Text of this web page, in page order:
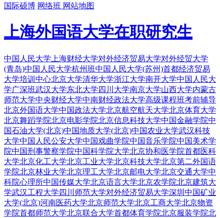
国际硕博 网络班 网站地图
上海外国语大学在职研究生
中国人民大学 上海财经大学对外经济贸易大学对外经贸大学
(青岛)中国人民大学杭州班中国人民大学(苏州)首都经济贸易
大学培训中心北京大学清华大学浙江大学南开大学中国人民大
学广深班武汉大学东北大学 四川大学南京大学山西大学内蒙古
师范大学中央财经大学中南财经政法大学高级课程班考前辅导
北京外国语大学中国政法大学北京航空航天大学北京体育大学
北京舞蹈学院北京电影学院北京信息科技大学中国金融学院中
国石油大学(北京)中国地质大学(北京)中国农业大学武汉科技
大学中国人民公安大学中国戏曲学院中国音乐学院中国美术学
院中国刑事警察学院中国科学院大学北京协和医学院首都医科
大学北京化工大学北京工业大学北京科技大学北京第二外国语
学院北京林业大学北京理工大学北京邮电大学北京交通大学中
科院心理所中国传媒大学北京语言大学北京农学院北京建筑大
学武汉工程大学 四川师范大学对外经济贸易大学深圳 中国矿业
大学(北京)河南医药大学北京师范大学北京工商大学北京物资
学院首都师范大学北京联合大学首都体育学院北京服装学院北